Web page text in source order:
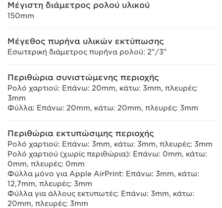
Μέγιστη διάμετρος ρολού υλικού
150mm
Μέγεθος πυρήνα υλικών εκτύπωσης
Εσωτερική διάμετρος πυρήνα ρολού: 2"/3"
Περιθώρια συνιστώμενης περιοχής
Ρολό χαρτιού: Επάνω: 20mm, κάτω: 3mm, πλευρές:
3mm
Φύλλα: Επάνω: 20mm, κάτω: 20mm, πλευρές: 3mm
Περιθώρια εκτυπώσιμης περιοχής
Ρολό χαρτιού: Επάνω: 3mm, κάτω: 3mm, πλευρές: 3mm
Ρολό χαρτιού (χωρίς περιθώρια): Επάνω: 0mm, κάτω:
0mm, πλευρές: 0mm
Φύλλα μόνο για Apple AirPrint: Επάνω: 3mm, κάτω:
12,7mm, πλευρές: 3mm
Φύλλα για άλλους εκτυπωτές: Επάνω: 3mm, κάτω:
20mm, πλευρές: 3mm